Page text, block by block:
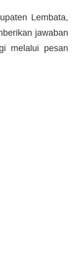
Lembata,
jawaban
melalui pesan